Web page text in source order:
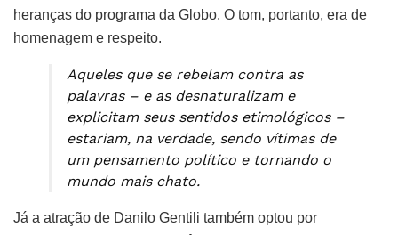
heranças do programa da Globo. O tom, portanto, era de
homenagem e respeito.
Aqueles que se rebelam contra as
palavras – e as desnaturalizam e
explicitam seus sentidos etimológicos –
estariam, na verdade, sendo vítimas de
um pensamento político e tornando o
mundo mais chato.
Já a atração de Danilo Gentili também optou por